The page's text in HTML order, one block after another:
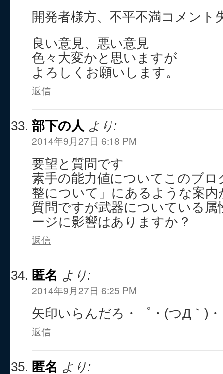
開発者様方、不平不満コメント
良い意見、悪い意見
色々大変かと思いますが
よろしくお願いします。
返信
部下の人 より:
2014年9月27日 6:18 PM
要望と質問です
素手の能力値についてこのブロ
整について」にあるような案内
質問ですが武器についている
ージに影響はありますか？
返信
匿名 より:
2014年9月27日 6:25 PM
矢印いらんだろ・゜・(つД｀)
返信
匿名 より: